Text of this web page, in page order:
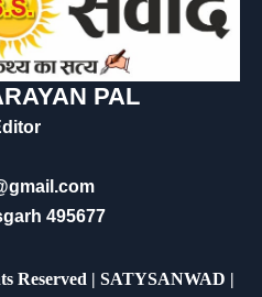
PAL
495677
Reserved | SATYSANWAD |